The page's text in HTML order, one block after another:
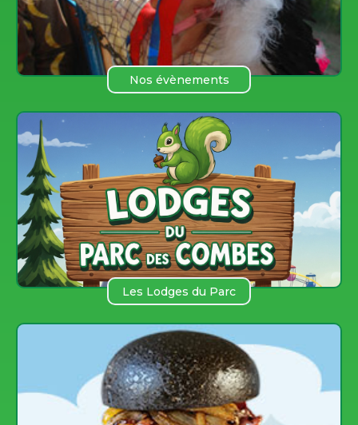
Nos évènements
Les Lodges du Parc